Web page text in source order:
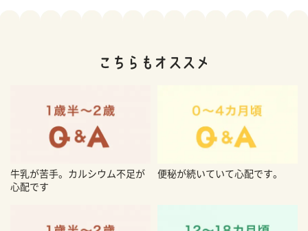
牛乳が苦手。カルシウム不足が
心配です
便秘が続いていて心配です。